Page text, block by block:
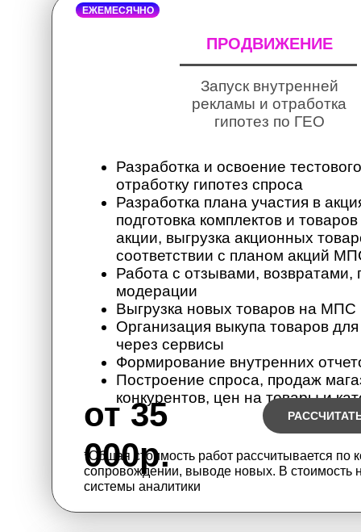
Разработка и освоение
отработку гипотез спроса
Разработка плана участия в
подготовка комплектов и
акции, выгрузка акционных
соответствии с планом акций
Работа с отзывами, возвратами,
модерации
Выгрузка новых товаров на МПС
Организация выкупа товаров
через сервисы
Формирование внутренних
Построение спроса, продаж
конкурентов, цен на товары и
ПРОДВИЖЕНИЕ
от 35
000р.
Запуск внутренней
рекламы и отработка
гипотез по ГЕО
*Общая стоимость работ рассчитывается по
сопровождении, выводе новых. В стоимость
системы аналитики
ЕЖЕМЕСЯЧНО